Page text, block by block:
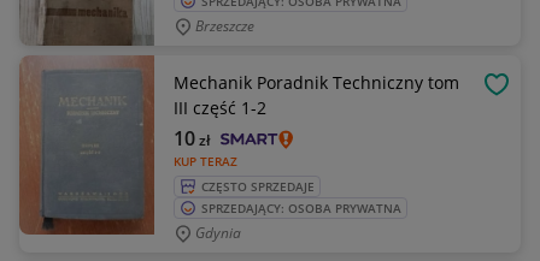
Brzeszcze
Mechanik Poradnik Techniczny tom
III część 1-2
KUP TERAZ
10zł
CZĘSTO SPRZEDAJE
SPRZEDAJĄCY: OSOBA PRYWATNA
Gdynia